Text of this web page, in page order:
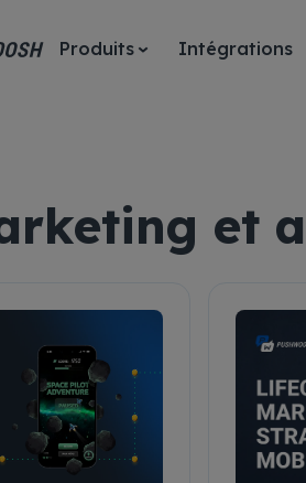
Produits Intégrations
et